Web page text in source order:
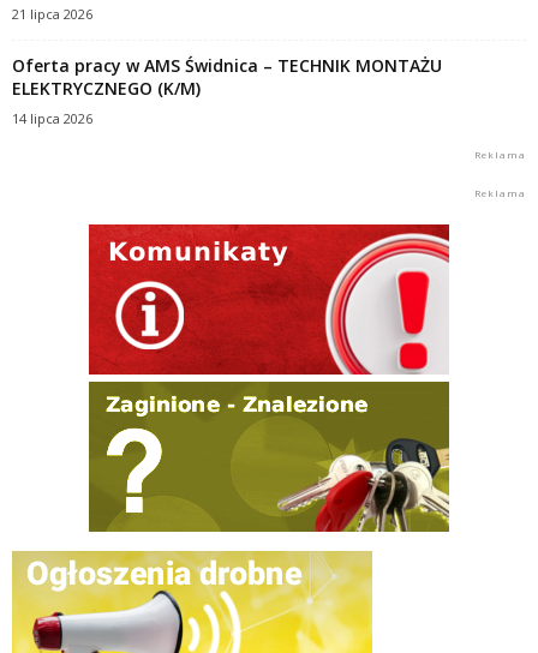
21 lipca 2026
Oferta pracy w AMS Świdnica – TECHNIK MONTAŻU
ELEKTRYCZNEGO (K/M)
14 lipca 2026